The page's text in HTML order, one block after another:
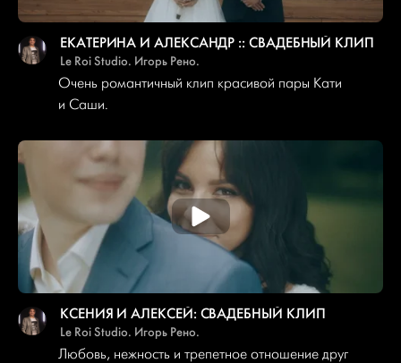
ЕКАТЕРИНА И АЛЕКСАНДР :: СВАДЕБНЫЙ КЛИП
Le Roi Studio. Игорь Рено.
Очень романтичный клип красивой пары Кати
и Саши.
КСЕНИЯ И АЛЕКСЕЙ: СВАДЕБНЫЙ КЛИП
Le Roi Studio. Игорь Рено.
Любовь, нежность и трепетное отношение друг